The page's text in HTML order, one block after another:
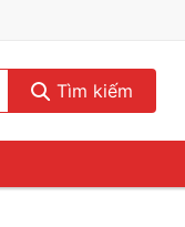
Tìm kiếm